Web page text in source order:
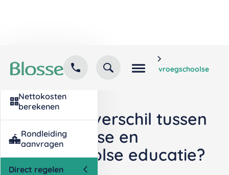
Kind inschrijven
opvang
Nettokosten
berekenen
Rondleiding
aanvragen
Direct regelen
Wat is het verschil tussen voorschoolse en vroegschoolse
Wat is het verschil tussen
voorschoolse en
vroegschoolse educatie?